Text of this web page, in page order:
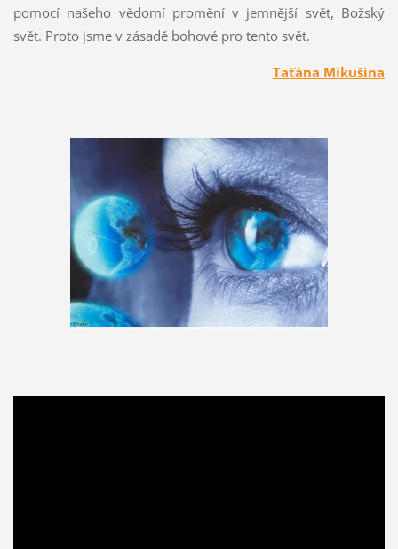
pomocí našeho vědomí promění v jemnější svět, Božský
svět. Proto jsme v zásadě bohové pro tento svět.
Taťána Mikušina